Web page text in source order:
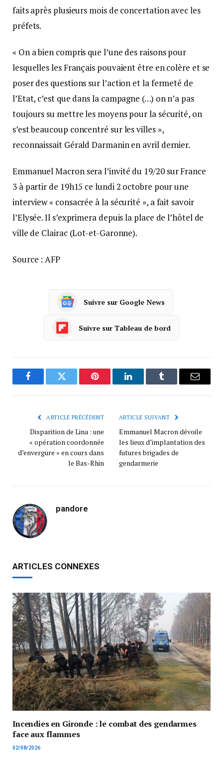
faits après plusieurs mois de concertation avec les
préfets.
« On a bien compris que l’une des raisons pour
lesquelles les Français pouvaient être en colère et se
poser des questions sur l’action et la fermeté de
l’Etat, c’est que dans la campagne (…) on n’a pas
toujours su mettre les moyens pour la sécurité, on
s’est beaucoup concentré sur les villes »,
reconnaissait Gérald Darmanin en avril dernier.
Emmanuel Macron sera l’invité du 19/20 sur France
3 à partir de 19h15 ce lundi 2 octobre pour une
interview « consacrée à la sécurité », a fait savoir
l’Elysée. Il s’exprimera depuis la place de l’hôtel de
ville de Clairac (Lot-et-Garonne).
Source : AFP
Suivre sur Google News
Suivre sur Tableau de bord
FacebookTwitter Pinterest LinkedInTumblr
ARTICLE PRÉCÉDENT
Disparition de Lina : une
« opération coordonnée
d’envergure » en cours dans
le Bas-Rhin
ARTICLE SUIVANT
Emmanuel Macron dévoile
les lieux d’implantation des
futures brigades de
gendarmerie
pandore
ARTICLES CONNEXES
Incendies en Gironde : le combat des gendarmes
face aux flammes
02/08/2026